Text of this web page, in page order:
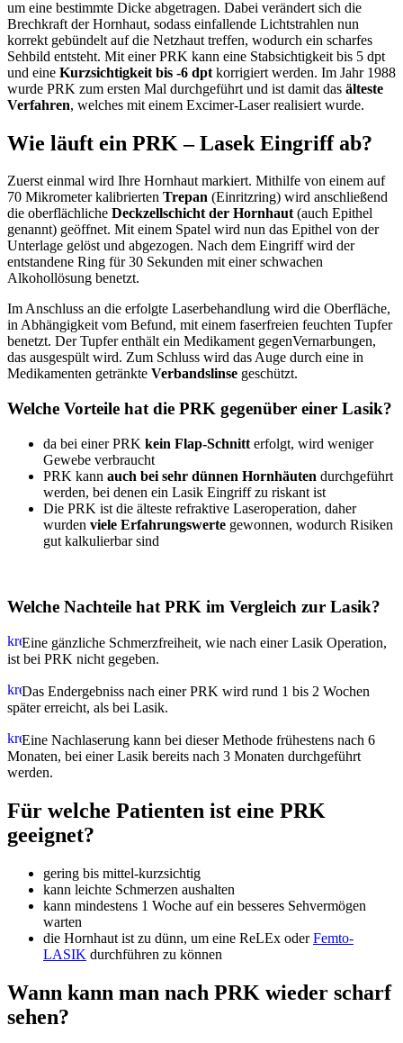
um eine bestimmte Dicke abgetragen. Dabei verändert sich die
Brechkraft der Hornhaut, sodass einfallende Lichtstrahlen nun
korrekt gebündelt auf die Netzhaut treffen, wodurch ein scharfes
Sehbild entsteht. Mit einer PRK kann eine Stabsichtigkeit bis 5 dpt
und eine Kurzsichtigkeit bis -6 dpt korrigiert werden. Im Jahr 1988
wurde PRK zum ersten Mal durchgeführt und ist damit das älteste
Verfahren, welches mit einem Excimer-Laser realisiert wurde.
Wie läuft ein PRK – Lasek Eingriff ab?
Zuerst einmal wird Ihre Hornhaut markiert. Mithilfe von einem auf
70 Mikrometer kalibrierten Trepan (Einritzring) wird anschließend
die oberflächliche Deckzellschicht der Hornhaut(auch Epithel
genannt) geöffnet. Mit einem Spatel wird nun das Epithel von der
Unterlage gelöst und abgezogen. Nach dem Eingriff wird der
entstandene Ring für 30 Sekunden mit einer schwachen
Alkohollösung benetzt.
Im Anschluss an die erfolgte Laserbehandlung wird die Oberfläche,
in Abhängigkeit vom Befund, mit einem faserfreien feuchten Tupfer
benetzt. Der Tupfer enthält ein Medikament gegenVernarbungen,
das ausgespült wird. Zum Schluss wird das Auge durch eine in
Medikamenten getränkte Verbandslinse geschützt.
Welche Vorteile hat die PRK gegenüber einer Lasik?
da bei einer PRK kein Flap-Schnitt erfolgt, wird weniger
Gewebe verbraucht
PRK kann auch bei sehr dünnen Hornhäuten durchgeführt
werden, bei denen ein Lasik Eingriff zu riskant ist
Die PRK ist die älteste refraktive Laseroperation, daher
wurden viele Erfahrungswerte gewonnen, wodurch Risiken
gut kalkulierbar sind
Welche Nachteile hat PRK im Vergleich zur Lasik?
Eine gänzliche Schmerzfreiheit, wie nach einer Lasik Operation,
ist bei PRK nicht gegeben.
Das Endergebniss nach einer PRK wird rund 1 bis 2 Wochen
später erreicht, als bei Lasik.
Eine Nachlaserung kann bei dieser Methode frühestens nach 6
Monaten, bei einer Lasik bereits nach 3 Monaten durchgeführt
werden.
Für welche Patienten ist eine PRK
geeignet?
gering bis mittel-kurzsichtig
kann leichte Schmerzen aushalten
kann mindestens 1 Woche auf ein besseres Sehvermögen
warten
die Hornhaut ist zu dünn, um eine ReLEx oderFemto-
LASIK durchführen zu können
Wann kann man nach PRK wieder scharf
sehen?